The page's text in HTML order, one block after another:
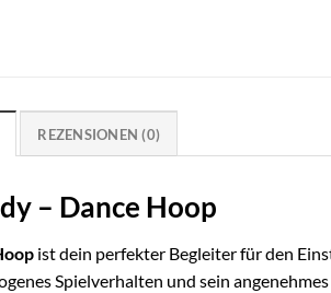
REZENSIONEN (0)
– Dance Hoop
ist dein perfekter Begleiter für den
Spielverhalten und sein